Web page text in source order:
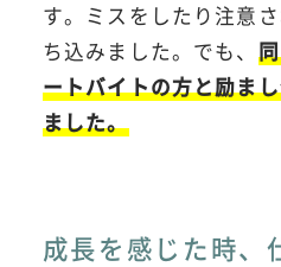
す。ミスをしたり注意
ち込みました。でも、
ートバイトの方と励ま
ました。
成長を感じた時、